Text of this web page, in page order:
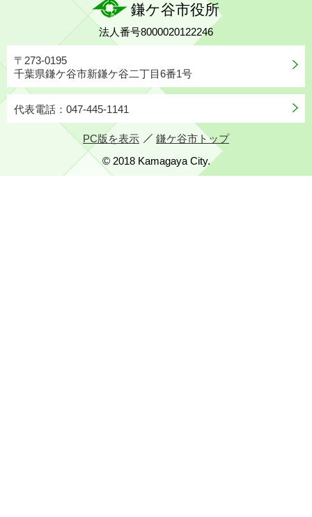
鎌ケ谷市役所
法人番号8000020122246
〒273-0195
千葉県鎌ケ谷市新鎌ケ谷二丁目6番1号
代表電話：047-445-1141
PC版を表示
鎌ケ谷市トップ
© 2018 Kamagaya City.